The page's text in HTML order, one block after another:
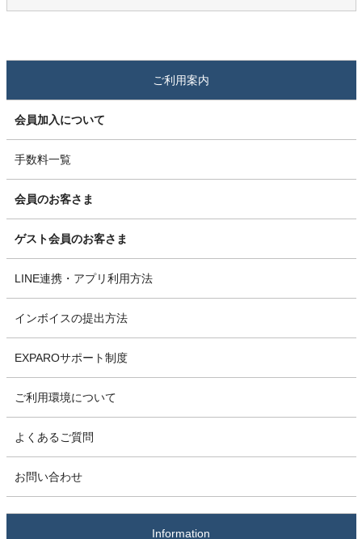
ご利用案内
会員加入について
手数料一覧
会員のお客さま
ゲスト会員のお客さま
LINE連携・アプリ利用方法
インボイスの提出方法
EXPAROサポート制度
ご利用環境について
よくあるご質問
お問い合わせ
Information